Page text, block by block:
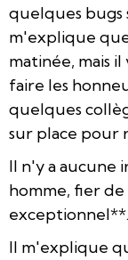
quelques bugs
m'explique
matinée, mais
faire les
quelques
sur place pour
Il n'y a aucune
homme, fier de
exceptionnel**.
Il m'explique